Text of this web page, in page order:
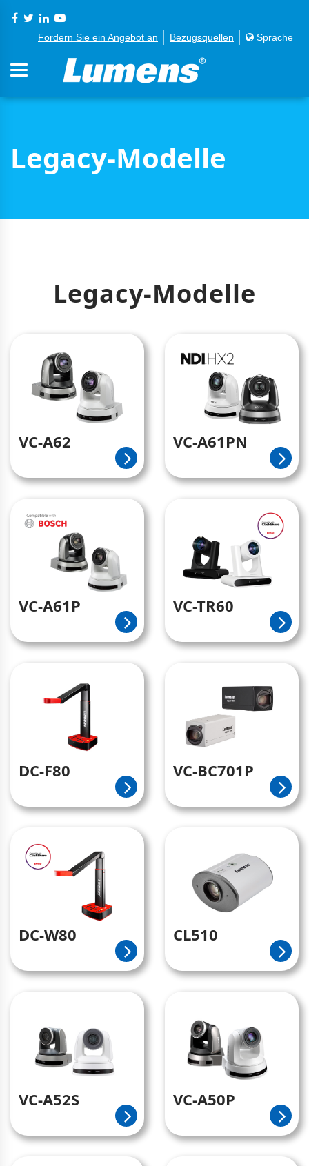
Fordern Sie ein Angebot an Bezugsquellen Sprache
Legacy-Modelle
Legacy-Modelle
VC-A62 VC-A61PN
VC-A61P VC-TR60
DC-F80 VC-BC701P
DC-W80 CL510
VC-A52S VC-A50P